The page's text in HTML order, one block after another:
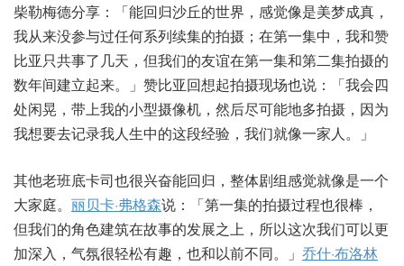
柴勒梅德分享：「能回归沙丘的世界，感觉像是美梦成真，
我从来没参与过任何系列续集的拍摄；在第一集中，我和赞
比亚只共事了几天，但我们的友谊在第一集和第二集拍摄的
数年间建立起来。」赞比亚回想起拍摄现场也说：「我会四
处闲晃，带上我的小型摄像机，然后尽可能地多拍摄，因为
我想要去记录我人生中的这段经验，我们就像一家人。」
其他老班底卡司也很兴奋能回归，整体剧组感觉就像是一个
大家庭。 丽贝卡·弗格森说：「第一集的拍摄过程也很棒，
但我们的角色建筑在故事的发展之上，所以这次我们可以更
加深入，气氛很轻松有趣，也和以前不同。」 乔什·布洛林